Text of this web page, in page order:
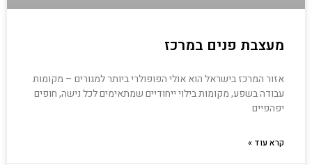
מעצבת פנים במרכז
אזור המרכז בישראל הוא אולי הפופולרי ביותר למגורים – מקומות
עבודה בשפע, מקומות בילוי ייחודיים שמתאימים לכל נישה, חופים
יפהפיים
קרא עוד »